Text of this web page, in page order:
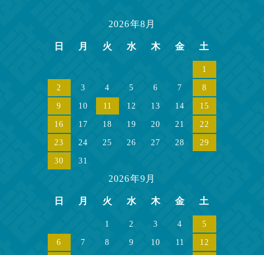
2026年8月
日 月 火 水 木 金 土
1
2 3 4 5 6 7 8
9 10 11 12 13 14 15
16 17 18 19 20 21 22
23 24 25 26 27 28 29
30 31
2026年9月
日 月 火 水 木 金 土
1 2 3 4 5
6 7 8 9 10 11 12